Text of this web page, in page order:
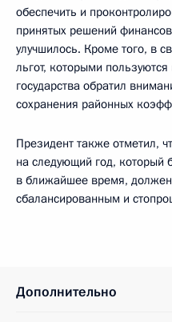
обеспечить и
принятых решений
улучшилось. Кроме того, в
льгот, которыми
государства обратил
сохранения районных
Президент также отметил,
на следующий год, который
в ближайшее время,
сбалансированным и
Дополнительно